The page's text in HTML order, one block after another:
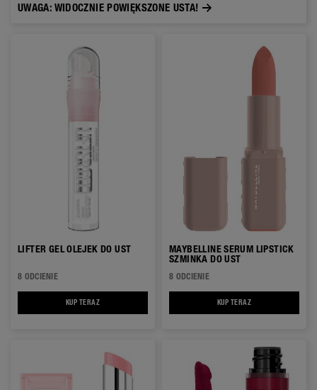
UWAGA: WIDOCZNIE POWIĘKSZONE USTA!
LIFTER GEL OLEJEK DO UST
8 ODCIENIE
KUP TERAZ
MAYBELLINE SERUM LIPSTICK
SZMINKA DO UST
8 ODCIENIE
KUP TERAZ